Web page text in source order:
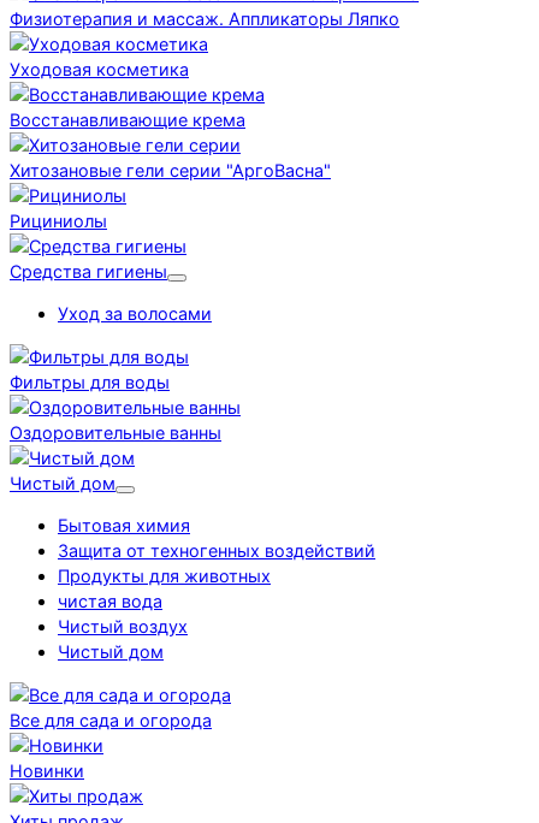
Физиотерапия и массаж. Аппликаторы Ляпко
Уходовая косметика
Восстанавливающие крема
Хитозановые гели серии "АргоВасна"
Рициниолы
Средства гигиены
Уход за волосами
Фильтры для воды
Оздоровительные ванны
Чистый дом
Бытовая химия
Защита от техногенных воздействий
Продукты для животных
чистая вода
Чистый воздух
Чистый дом
Все для сада и огорода
Новинки